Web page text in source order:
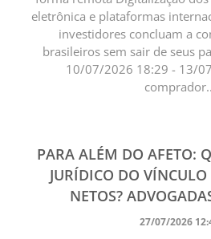
eletrônica e plataformas
investidores concluam a
brasileiros sem sair de seus
10/07/2026 18:29 - 13/
PARA ALÉM DO AFETO:
JURÍDICO DO VÍNCULO
NETOS?
27/07/2026